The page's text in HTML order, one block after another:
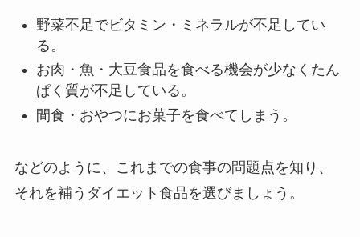
野菜不足でビタミン・ミネラルが不足してい
る。
お肉・魚・大豆食品を食べる機会が少なくたん
ぱく質が不足している。
間食・おやつにお菓子を食べてしまう。
などのように、これまでの食事の問題点を知り、
それを補うダイエット食品を選びましょう。